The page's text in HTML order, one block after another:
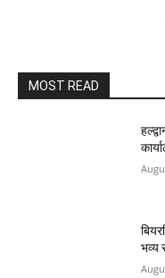
MOST READ
भव्य